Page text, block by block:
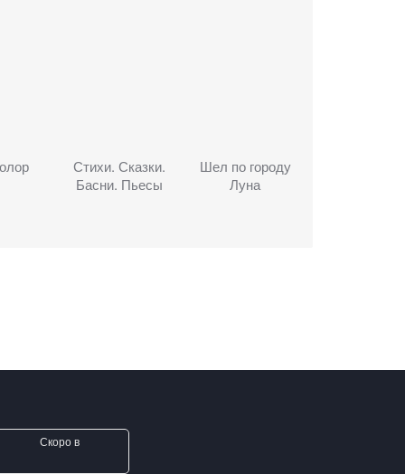
Стихи. Сказки.
Басни. Пьесы
Шел по городу
Луна
Скоро в